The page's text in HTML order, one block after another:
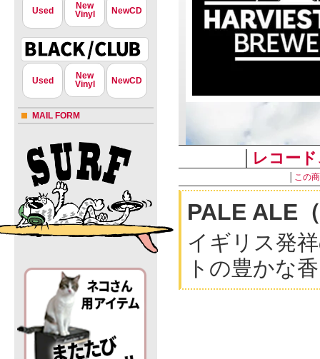
Used
New
Vinyl
NewCD
Used
New
Vinyl
NewCD
MAIL FORM
レコー
この
PALE ALE
イギリス発
トの豊かな